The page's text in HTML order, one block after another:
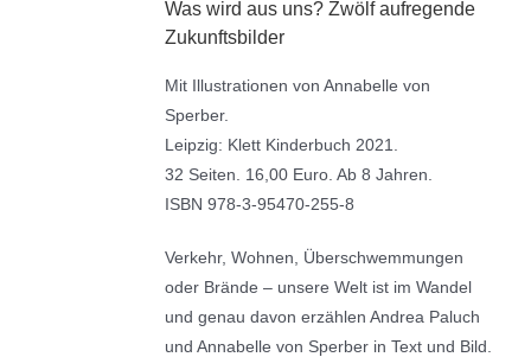
Was wird aus uns? Zwölf aufregende
Zukunftsbilder
Mit Illustrationen von Annabelle von
Sperber.
Leipzig: Klett Kinderbuch 2021.
32 Seiten. 16,00 Euro. Ab 8 Jahren.
ISBN 978-3-95470-255-8
Verkehr, Wohnen, Überschwemmungen
oder Brände – unsere Welt ist im Wandel
und genau davon erzählen Andrea Paluch
und Annabelle von Sperber in Text und Bild.